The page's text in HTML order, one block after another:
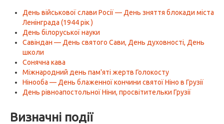
День військової слави Росії — День зняття блокади міста
Ленінграда (1944 рік )
День білоруської науки
Савіндан — День святого Сави, День духовності, День
школи
Сонячна кава
Міжнародний день пам'яті жертв Голокосту
Нінооба — День блаженної кончини святої Ніно в Грузії
День рівноапостольної Ніни, просвітительки Грузії
Визначні події